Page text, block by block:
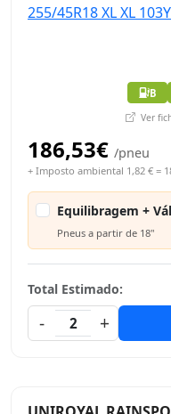
B
Ver
186,53€ /pneu
+ Imposto ambiental 1,82 € =
Equilibragem +
Pneus a partir de 18"
Total Estimado:
-
2 +